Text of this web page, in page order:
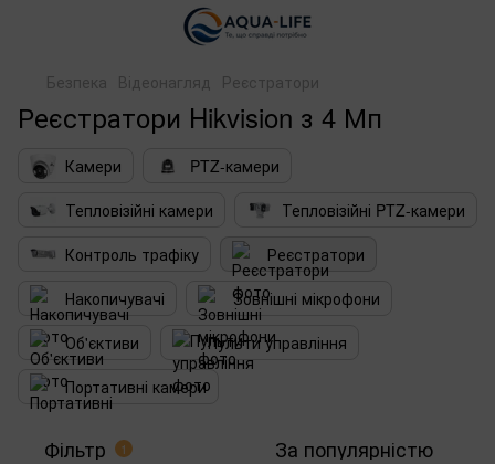
Безпека Відеонагляд Реєстратори
Реєстратори Hikvision з 4 Мп
Камери
PTZ-камери
Тепловізійні камери
Тепловізійні PTZ-камери
Контроль трафіку
Реєстратори
Накопичувачі
Зовнішні мікрофони
Об'єктиви
Пульти управління
Портативні камери
Фільтр 1 За популярністю